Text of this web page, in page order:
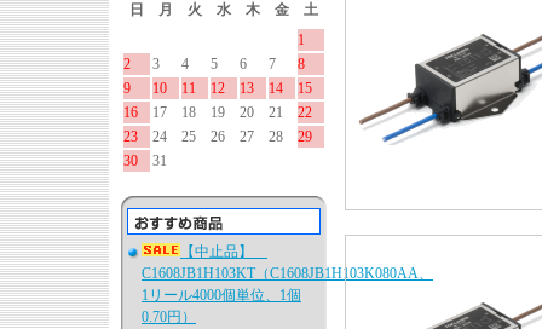
日
月 火 水 木 金
土
1
2
3 4 5 6 7
8
9
10 11 12 13 14
15
16
17 18 19 20 21
22
23
24 25 26 27 28
29
30
31
【中止品】
C1608JB1H103KT（C1608JB1H103K080AA、
1リール4000個単位、1個
0.70円）